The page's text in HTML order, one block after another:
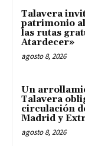
Talavera
patrimonio
las rutas
Atardecer»
agosto 8, 2026
Un
Talavera
circulación
Madrid y
agosto 8, 2026